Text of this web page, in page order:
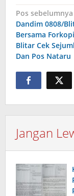
Navigasi
pos
Pos sebelumnya
Dandim 0808/
Bersama
Blitar Cek
Dan Pos Nataru
Jangan